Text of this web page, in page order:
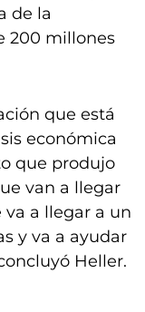
de la
200 millones
que está
económica
que produjo
van a llegar
a llegar a un
y va a ayudar
Heller.